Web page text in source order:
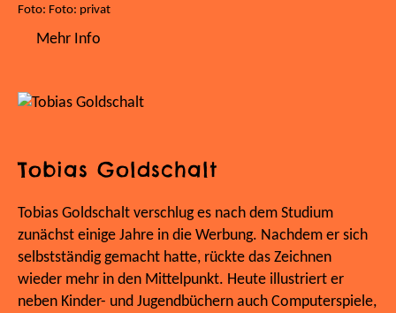
Foto: Foto: privat
Mehr Info
Tobias Goldschalt
Tobias Goldschalt verschlug es nach dem Studium
zunächst einige Jahre in die Werbung. Nachdem er sich
selbstständig gemacht hatte, rückte das Zeichnen
wieder mehr in den Mittelpunkt. Heute illustriert er
neben Kinder- und Jugendbüchern auch Computerspiele,